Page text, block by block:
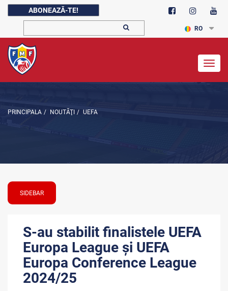
ABONEAZĂ-TE!
RO
PRINCIPALA / NOUTĂŢI / UEFA
SIDEBAR
S-au stabilit finalistele UEFA
Europa League și UEFA
Europa Conference League
2024/25